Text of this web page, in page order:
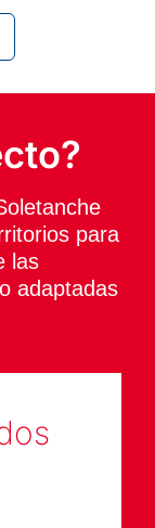
para
las
adaptadas